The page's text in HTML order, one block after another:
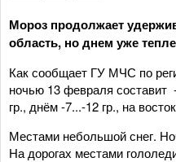
Мороз продолжает
область, но днем уже
Как сообщает ГУ МЧС по
ночью 13 февраля составит
гр., днём -7...-12 гр., на
Местами небольшой снег.
На дорогах местами